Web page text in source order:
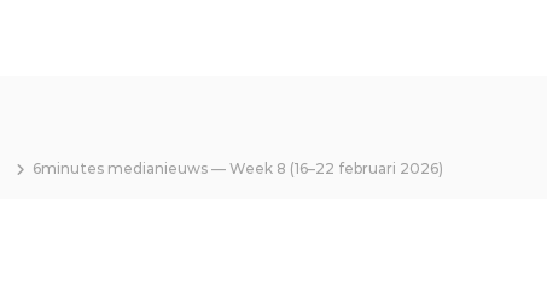
6minutes medianieuws — Week 8 (16–22 februari 2026)